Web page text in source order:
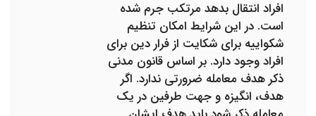
افراد انتقال بدهد مرتکب جرم شده
است. در این شرایط امکان تنظیم
شکواییه برای شکایت از فرار دین برای
افراد وجود دارد. بر اساس قانون مدنی
ذکر هدف معامله ضرورتی ندارد. اگر
هدف، انگیزه و جهت طرفین در یک